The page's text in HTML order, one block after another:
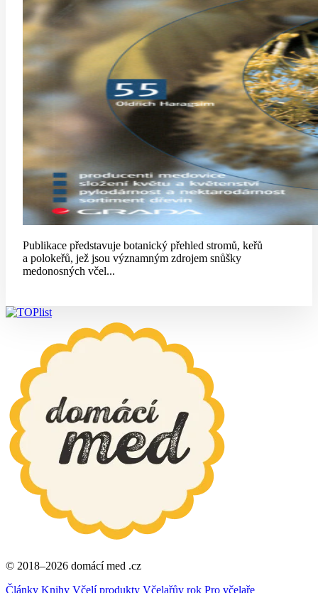
Publikace představuje botanický přehled stromů, keřů
a polokeřů, jež jsou významným zdrojem snůšky
medonosných včel...
© 2018–2026 domácí med .cz
Články Knihy Včelí produkty Včelařův rok Pro včelaře